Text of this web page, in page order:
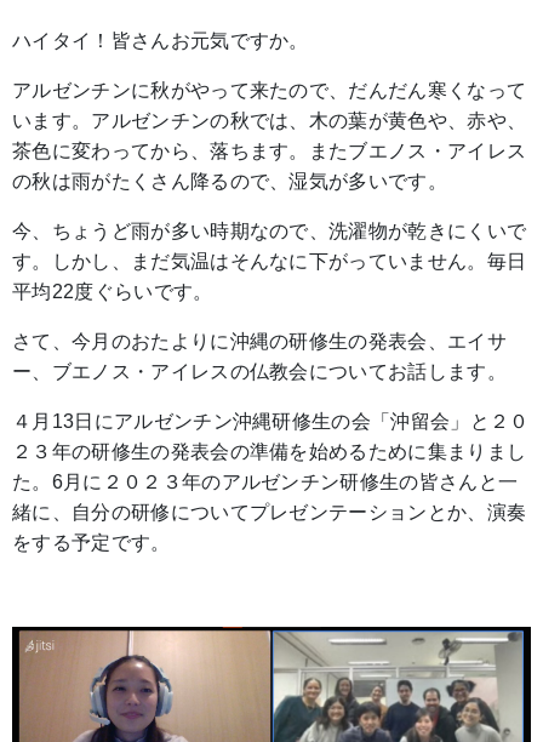
ハイタイ！皆さんお元気ですか。
アルゼンチンに秋がやって来たので、だんだん寒くなって
います。アルゼンチンの秋では、木の葉が黄色や、赤や、
茶色に変わってから、落ちます。またブエノス・アイレス
の秋は雨がたくさん降るので、湿気が多いです。
今、ちょうど雨が多い時期なので、洗濯物が乾きにくいで
す。しかし、まだ気温はそんなに下がっていません。毎日
平均22度ぐらいです。
さて、今月のおたよりに沖縄の研修生の発表会、エイサ
ー、ブエノス・アイレスの仏教会についてお話します。
４月13日にアルゼンチン沖縄研修生の会「沖留会」と２０
２３年の研修生の発表会の準備を始めるために集まりまし
た。6月に２０２３年のアルゼンチン研修生の皆さんと一
緒に、自分の研修についてプレゼンテーションとか、演奏
をする予定です。